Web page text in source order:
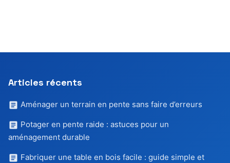
Articles récents
Aménager un terrain en pente sans faire d’erreurs
Potager en pente raide : astuces pour un
aménagement durable
Fabriquer une table en bois facile : guide simple et